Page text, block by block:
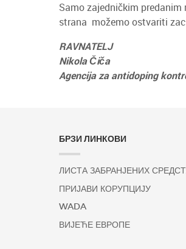
Samo zajedničkim
strana možemo ostvariti
RAVNATELJ
Nikola Čiča
Agencija za antidoping
БРЗИ ЛИНКОВИ
ЛИСТА ЗАБРАНЈЕНИХ
ПРИЈАВИ КОРУПЦИЈУ
WADA
ВИЈЕЋЕ ЕВРОПЕ